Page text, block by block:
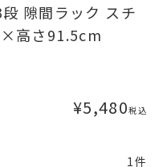
隙間ラック スチ
高さ91.5cm
¥5,480税込
1